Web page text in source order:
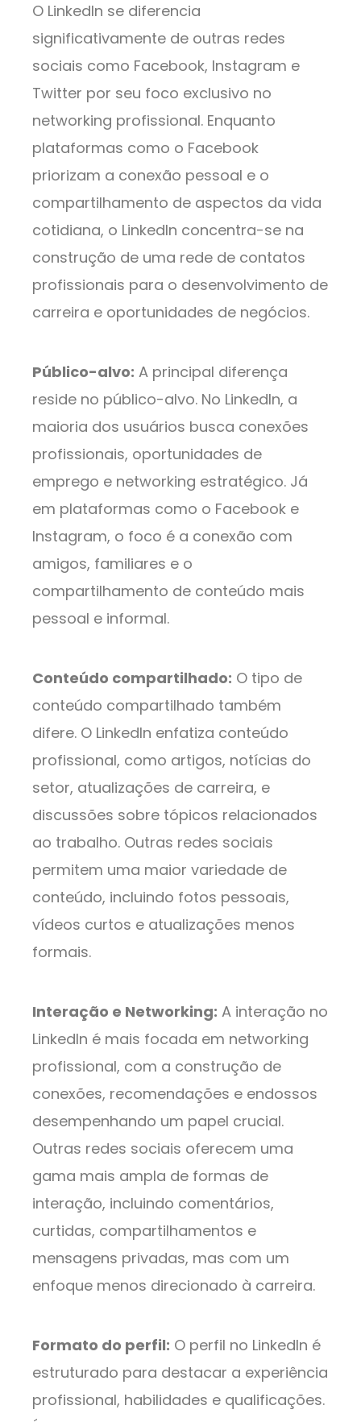
O LinkedIn se diferencia
significativamente de outras redes
sociais como Facebook, Instagram e
Twitter por seu foco exclusivo no
networking profissional. Enquanto
plataformas como o Facebook
priorizam a conexão pessoal e o
compartilhamento de aspectos da vida
cotidiana, o LinkedIn concentra-se na
construção de uma rede de contatos
profissionais para o desenvolvimento de
carreira e oportunidades de negócios.
Público-alvo: A principal diferença
reside no público-alvo. No LinkedIn, a
maioria dos usuários busca conexões
profissionais, oportunidades de
emprego e networking estratégico. Já
em plataformas como o Facebook e
Instagram, o foco é a conexão com
amigos, familiares e o
compartilhamento de conteúdo mais
pessoal e informal.
Conteúdo compartilhado: O tipo de
conteúdo compartilhado também
difere. O LinkedIn enfatiza conteúdo
profissional, como artigos, notícias do
setor, atualizações de carreira, e
discussões sobre tópicos relacionados
ao trabalho. Outras redes sociais
permitem uma maior variedade de
conteúdo, incluindo fotos pessoais,
vídeos curtos e atualizações menos
formais.
Interação e Networking: A interação no
LinkedIn é mais focada em networking
profissional, com a construção de
conexões, recomendações e endossos
desempenhando um papel crucial.
Outras redes sociais oferecem uma
gama mais ampla de formas de
interação, incluindo comentários,
curtidas, compartilhamentos e
mensagens privadas, mas com um
enfoque menos direcionado à carreira.
Formato do perfil: O perfil no LinkedIn é
estruturado para destacar a experiência
profissional, habilidades e qualificações.